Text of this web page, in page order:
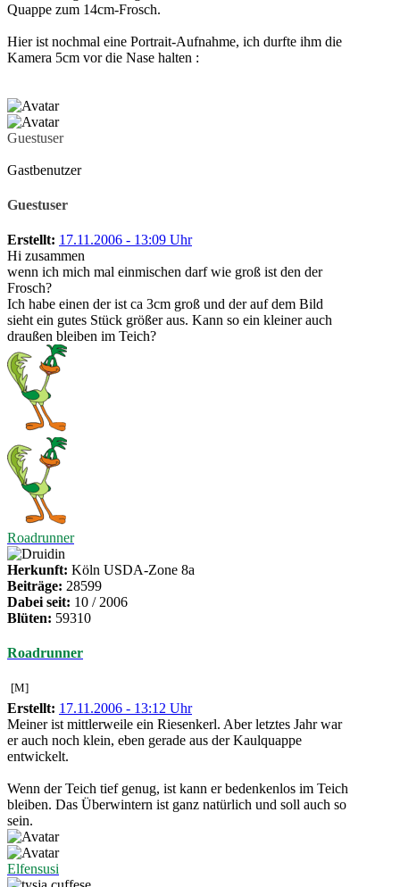
Quappe zum 14cm-Frosch.
Hier ist nochmal eine Portrait-Aufnahme, ich durfte ihm die
Kamera 5cm vor die Nase halten :
Guestuser
Gastbenutzer
Guestuser
Erstellt: 17.11.2006 - 13:09 Uhr
Hi zusammen
wenn ich mich mal einmischen darf wie groß ist den der
Frosch?
Ich habe einen der ist ca 3cm groß und der auf dem Bild
sieht ein gutes Stück größer aus. Kann so ein kleiner auch
draußen bleiben im Teich?
Roadrunner
Herkunft: Köln USDA-Zone 8a
Beiträge: 28599
Dabei seit: 10 / 2006
Blüten: 59310
Roadrunner
[M]
Erstellt: 17.11.2006 - 13:12 Uhr
Meiner ist mittlerweile ein Riesenkerl. Aber letztes Jahr war
er auch noch klein, eben gerade aus der Kaulquappe
entwickelt.
Wenn der Teich tief genug, ist kann er bedenkenlos im Teich
bleiben. Das Überwintern ist ganz natürlich und soll auch so
sein.
Elfensusi